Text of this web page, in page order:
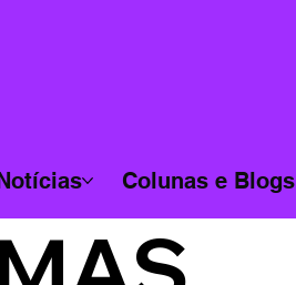
Colunas e Blogs